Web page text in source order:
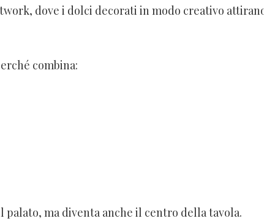
dove i dolci decorati in modo creativo
combina:
ma diventa anche il centro della tavola.